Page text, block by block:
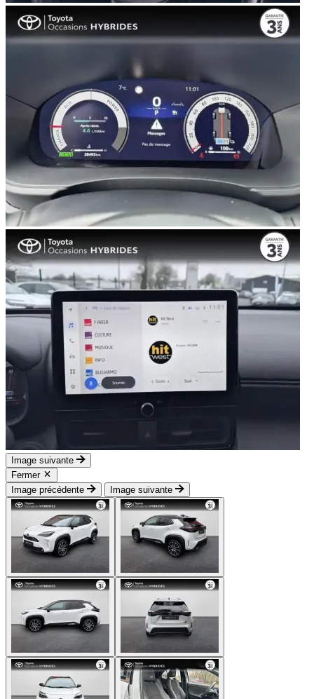
Image suivante
Fermer
Image précédente
Image suivante